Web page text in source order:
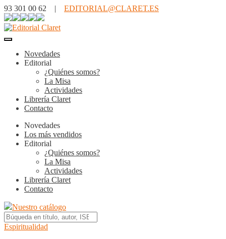
93 301 00 62 | EDITORIAL@CLARET.ES
Novedades
Editorial
¿Quiénes somos?
La Misa
Actividades
Librería Claret
Contacto
Novedades
Los más vendidos
Editorial
¿Quiénes somos?
La Misa
Actividades
Librería Claret
Contacto
Nuestro catálogo
Espiritualidad